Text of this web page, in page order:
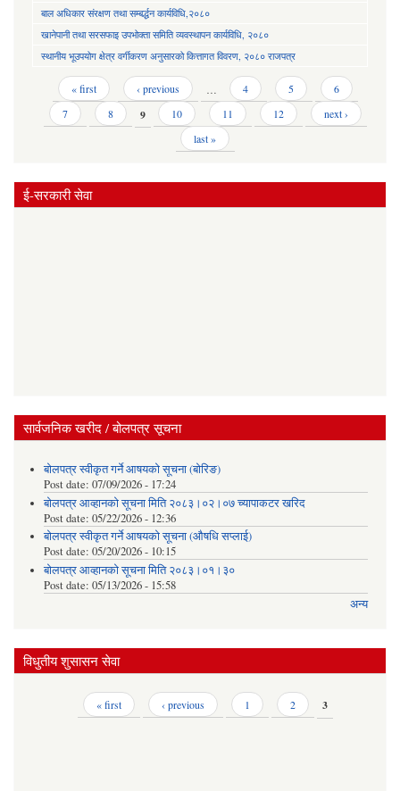
बाल अधिकार संरक्षण तथा सम्बर्द्धन कार्यविधि,२०८०
खानेपानी तथा सरसफाइ उपभोक्ता समिति व्यवस्थापन कार्यविधि, २०८०
स्थानीय भूउपयोग क्षेत्र वर्गीकरण अनुसारको कित्तागत विवरण, २०८० राजपत्र
Pages « first ‹ previous … 4 5
6
7
8 9 10 11 12
next ›
last »
ई-सरकारी सेवा
सार्वजनिक खरीद / बोलपत्र सूचना
बोलपत्र स्वीकृत गर्ने आषयको सूचना (बोरिङ)
Post date: 07/09/2026 - 17:24
बोलपत्र आव्हानको सूचना मिति २०८३।०२।०७ च्यापाकटर खरिद
Post date: 05/22/2026 - 12:36
बोलपत्र स्वीकृत गर्ने आषयको सूचना (औषधि सप्लाई)
Post date: 05/20/2026 - 10:15
बोलपत्र आव्हानको सूचना मिति २०८३।०१।३०
Post date: 05/13/2026 - 15:58
अन्य
विधुतीय शुसासन सेवा
« first ‹ previous 1 2 3